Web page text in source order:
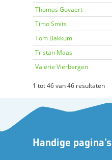
Thomas Govaert
Timo Smits
Tom Bakkum
Tristan Maas
Valerie Vierbergen
1 tot 46 van 46 resultaten
Handige pagina’s